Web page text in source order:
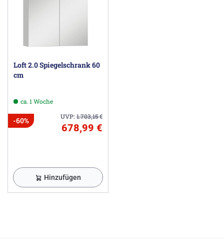
Loft 2.0 Spiegelschrank 60
cm
ca. 1 Woche
UVP:1.703,15€
-60%
678,99 €
Hinzufügen